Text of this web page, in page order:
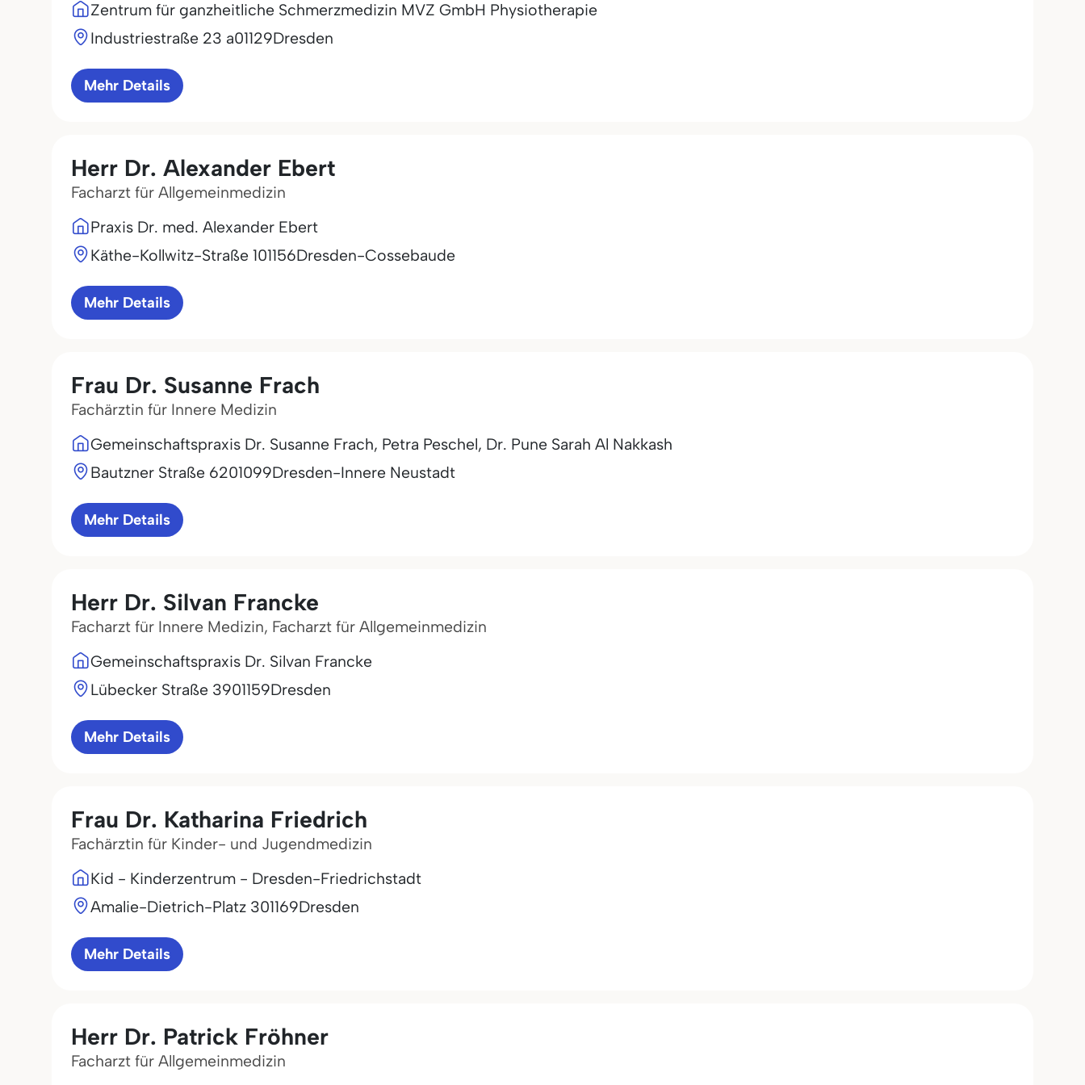
Zentrum für ganzheitliche Schmerzmedizin MVZ GmbH Physiotherapie
Industriestraße 23 a01129Dresden
Mehr Details
Herr Dr. Alexander Ebert
Facharzt für Allgemeinmedizin
Praxis Dr. med. Alexander Ebert
Käthe-Kollwitz-Straße 101156Dresden-Cossebaude
Mehr Details
Frau Dr. Susanne Frach
Fachärztin für Innere Medizin
Gemeinschaftspraxis Dr. Susanne Frach, Petra Peschel, Dr. Pune Sarah Al Nakkash
Bautzner Straße 6201099Dresden-Innere Neustadt
Mehr Details
Herr Dr. Silvan Francke
Facharzt für Innere Medizin, Facharzt für Allgemeinmedizin
Gemeinschaftspraxis Dr. Silvan Francke
Lübecker Straße 3901159Dresden
Mehr Details
Frau Dr. Katharina Friedrich
Fachärztin für Kinder- und Jugendmedizin
Kid - Kinderzentrum - Dresden-Friedrichstadt
Amalie-Dietrich-Platz 301169Dresden
Mehr Details
Herr Dr. Patrick Fröhner
Facharzt für Allgemeinmedizin